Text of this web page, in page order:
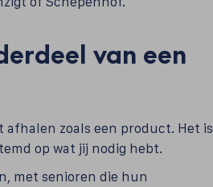
van een
afhalen zoals een product. Het is
op wat jij nodig hebt.
met senioren die hun